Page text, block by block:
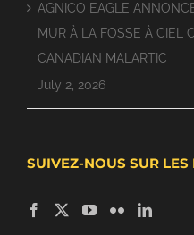
AGNICO EAGLE
MUR À LA FOSSE À CIEL
CANADIAN MALARTIC
July 2, 2026
SUIVEZ-NOUS SUR